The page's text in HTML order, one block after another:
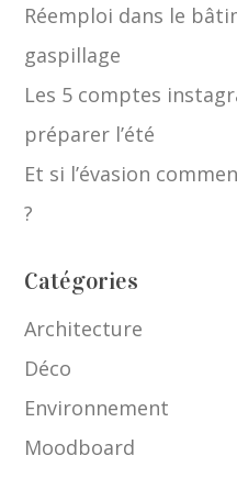
Réemploi dans le
gaspillage
Les 5 comptes
préparer l’été
Et si l’évasion
?
Catégories
Architecture
Déco
Environnement
Moodboard